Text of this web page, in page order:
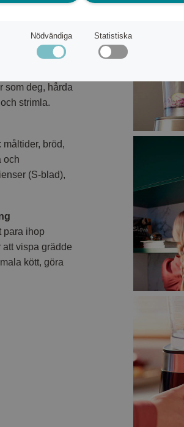
upp till fem
som deg, hårda
strimla.
bröd,
och
(S-blad),
para ihop
vispa grädde
kött, göra
Nödvändiga Statistiska